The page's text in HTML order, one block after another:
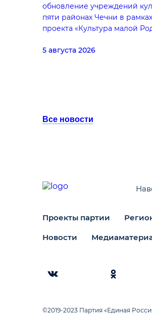
обновление учреждений
пяти районах Чечни в рамках
проекта «Культура малой
5 августа 2026
Все новости
Проекты партии
Новости
©2019-2023 Партия «Единая